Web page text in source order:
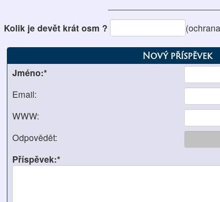
Kolik je devět krát osm ?
Nový příspěvek
Jméno:*
Email:
WWW:
Odpovědět:
Příspěvek:*